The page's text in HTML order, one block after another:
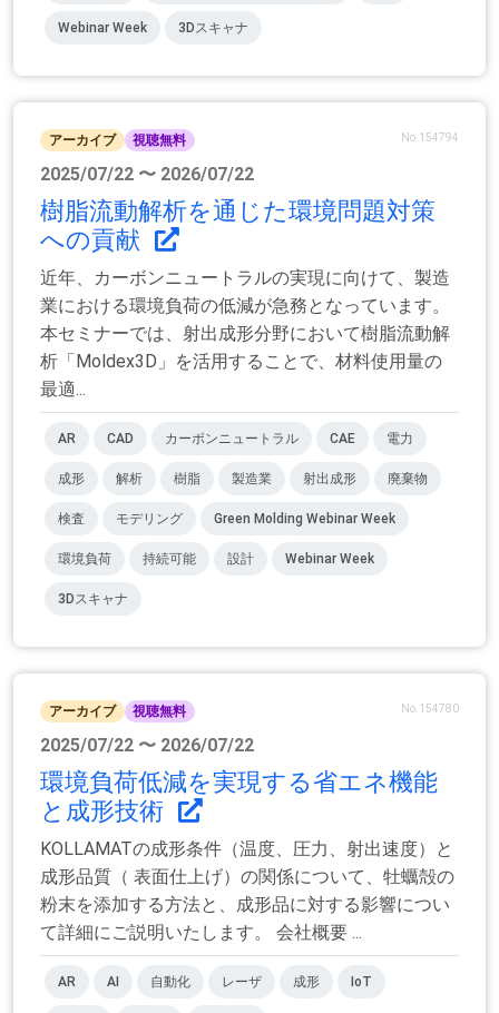
Webinar Week 3Dスキャナ
アーカイブ 視聴無料 No.154794
2025/07/22 〜 2026/07/22
樹脂流動解析を通じた環境問題対策
への貢献
近年、カーボンニュートラルの実現に向けて、製造
業における環境負荷の低減が急務となっています。
本セミナーでは、射出成形分野において樹脂流動解
析「Moldex3D」を活用することで、材料使用量の
最適...
AR CAD カーボンニュートラル CAE 電力
成形 解析 樹脂 製造業 射出成形 廃棄物
検査 モデリング Green Molding Webinar Week
環境負荷 持続可能 設計 Webinar Week
3Dスキャナ
アーカイブ 視聴無料 No.154780
2025/07/22 〜 2026/07/22
環境負荷低減を実現する省エネ機能
と成形技術
KOLLAMATの成形条件（温度、圧力、射出速度）と
成形品質（ 表面仕上げ）の関係について、牡蠣殻の
粉末を添加する方法と、成形品に対する影響につい
て詳細にご説明いたします。 会社概要 ...
AR AI 自動化 レーザ 成形 IoT